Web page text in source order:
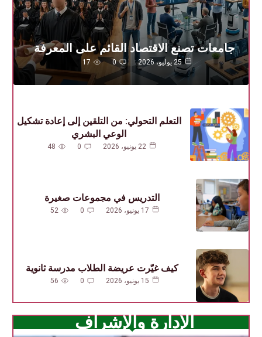
جامعات تصنع الاقتصاد القائم على المعرفة
25 يوليو، 2026 0
17
التعلم التحولي: من التلقين إلى إعادة تشكيل
الوعي البشري
22 يونيو، 2026 0
48
التدريس في مجموعات صغيرة
17 يونيو، 2026 0
52
كيف غيّرت عريضة الطلاب مدرسة ثانوية
15 يونيو، 2026 0
56
الإدارة والإشراف